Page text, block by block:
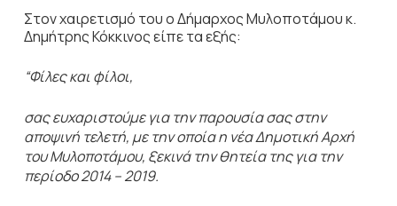
Στον χαιρετισμό του ο Δήμαρχος Μυλοποτάμου κ.
Δημήτρης Κόκκινος είπε τα εξής:
“Φίλες και φίλοι,
σας ευχαριστούμε για την παρουσία σας στην
αποψινή τελετή, με την οποία η νέα Δημοτική Αρχή
του Μυλοποτάμου, ξεκινά την θητεία της για την
περίοδο 2014 – 2019.